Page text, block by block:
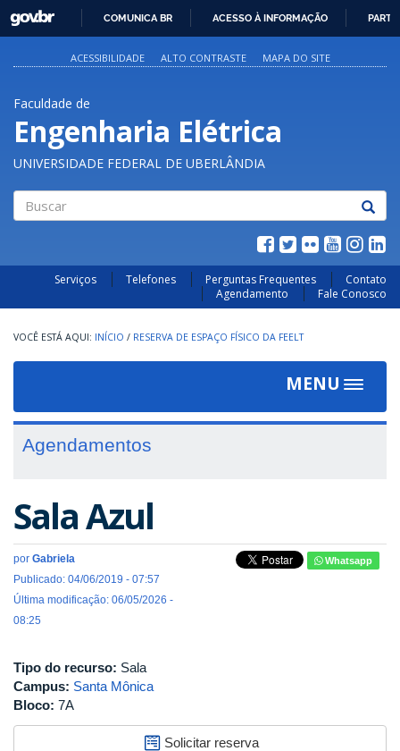
PARA
O
GOVBR
COMUNICA BR ACESSO À INFORMAÇÃO
ACESSIBILIDADE ALTO CONTRASTE MAPA DO SITE
Faculdade de
Engenharia Elétrica
UNIVERSIDADE FEDERAL DE UBERLÂNDIA
Serviços Telefones Perguntas Frequentes
Contato
Agendamento
Fale Conosco
INÍCIO / RESERVA DE ESPAÇO FÍSICO DA FEELT
MENU
Toggle
Agendamentos
Sala Azul
por Gabriela
Publicado: 04/06/2019 - 07:57
Última modificação: 06/05/2026 -
08:25
Whatsapp
Tipo do recurso: Sala
Campus: Santa Mônica
Bloco: 7A
Solicitar reserva